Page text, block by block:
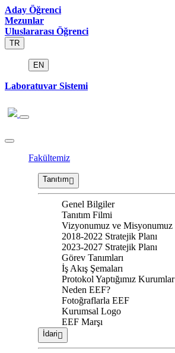
Aday Öğrenci
Mezunlar
Uluslararası Öğrenci
TR
EN
Laboratuvar Sistemi
Fakültemiz
Tanıtım
Genel Bilgiler
Tanıtım Filmi
Vizyonumuz ve Misyonumuz
2018-2022 Stratejik Planı
2023-2027 Stratejik Planı
Görev Tanımları
İş Akış Şemaları
Protokol Yaptığımız Kurumlar
Neden EEF?
Fotoğraflarla EEF
Kurumsal Logo
EEF Marşı
İdari